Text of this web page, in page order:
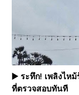
▶️ ระทึก! เพลิงไห
ที่ตรวจสอบทันที